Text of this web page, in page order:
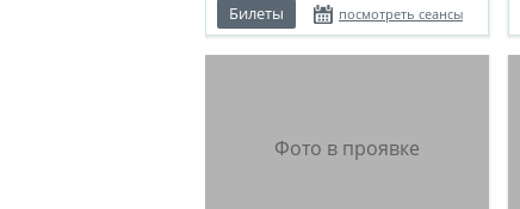
Билеты посмотреть сеансы